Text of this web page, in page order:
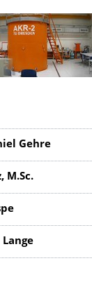
Gehre
M.Sc.